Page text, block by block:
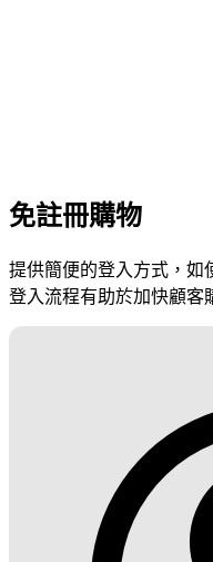
免註冊購物
提供簡便的登入方式，如
登入流程有助於加快顧客